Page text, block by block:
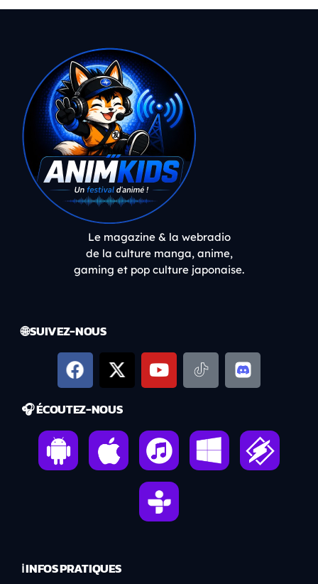
Le magazine & la webradio
de la culture manga, anime,
gaming et pop culture japonaise.
🌐 SUIVEZ-NOUS
🎧 ÉCOUTEZ-NOUS
ℹ️ INFOS PRATIQUES